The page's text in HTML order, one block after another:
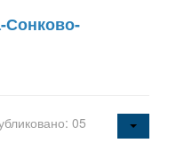
Сонково-
05